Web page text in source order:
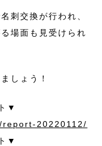
刺交換が行われ、
場面も見受けられ
しょう！
▼
20220112/
▼